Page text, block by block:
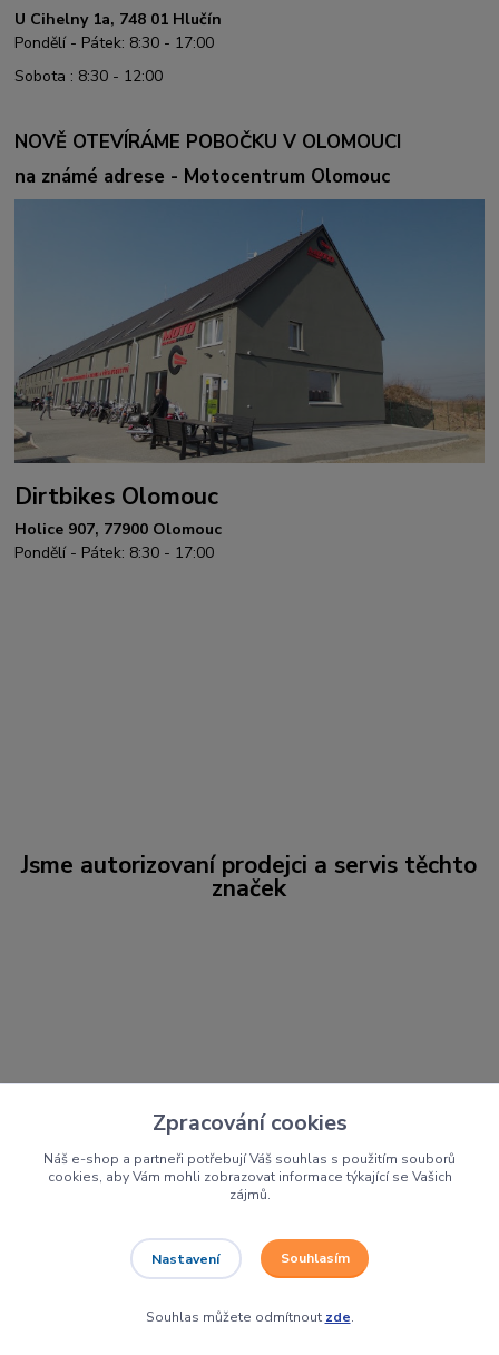
U Cihelny 1a, 748 01 Hlučín
Pondělí - Pátek: 8:30 - 17:00
Sobota : 8:30 - 12:00
NOVĚ OTEVÍRÁME POBOČKU V OLOMOUCI
na známé adrese - Motocentrum Olomouc
Dirtbikes Olomouc
Holice 907, 77900 Olomouc
Pondělí - Pátek: 8:30 - 17:00
Jsme autorizovaní prodejci a servis těchto
značek
Motocykly, čtyřkolky a
Zpracování cookies
Náš e-shop a partneři potřebují Váš souhlas s použitím souborů
cookies, aby Vám mohli zobrazovat informace týkající se Vašich
zájmů.
Nastavení Souhlasím
Souhlas můžete odmítnout zde.